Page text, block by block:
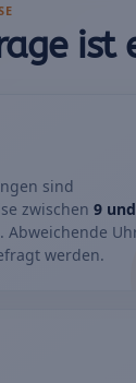
ist
sind
zwischen 9
Abweichende
werden.